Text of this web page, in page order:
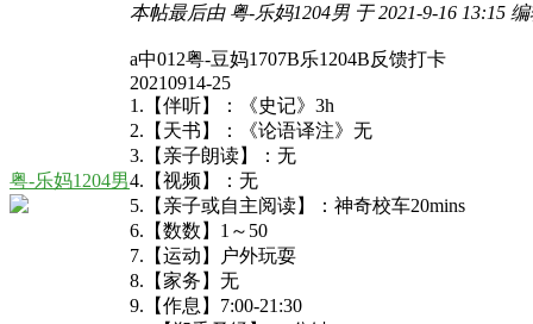
粤-乐妈1204男
本帖最后由 粤-乐妈1204男 于 2021-9-16 13:15
a中012粤-豆妈1707B乐1204B反馈打卡
20210914-25
1.【伴听】：《史记》3h
2.【天书】：《论语译注》无
3.【亲子朗读】：无
4.【视频】：无
5.【亲子或自主阅读】：神奇校车20mins
6.【数数】1～50
7.【运动】户外玩耍
8.【家务】无
9.【作息】7:00-21:30